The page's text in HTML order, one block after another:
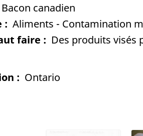
Bacon canadien
Aliments - Contamination
faire
Des produits visés
Ontario